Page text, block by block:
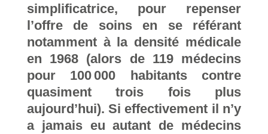
simplificatrice, pour repenser
l’offre de soins en se référant
notamment à la densité médicale
en 1968 (alors de 119 médecins
pour 100 000 habitants contre
quasiment trois fois plus
aujourd’hui). Si effectivement il n’y
a jamais eu autant de médecins